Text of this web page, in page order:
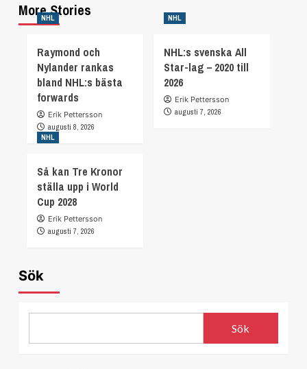
More Stories
NHL
Raymond och
Nylander rankas
bland NHL:s bästa
forwards
Erik Pettersson
augusti 8, 2026
NHL
NHL:s svenska All
Star-lag – 2020 till
2026
Erik Pettersson
augusti 7, 2026
NHL
Så kan Tre Kronor
ställa upp i World
Cup 2028
Erik Pettersson
augusti 7, 2026
Sök
Sök